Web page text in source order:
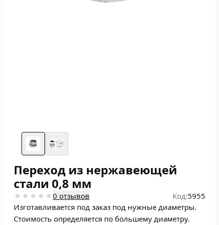
Переход из нержавеющей
стали 0,8 мм
0 отзывов Код:5955
Изготавливается под заказ под нужные диаметры.
Стоимость определяется по большему диаметру.